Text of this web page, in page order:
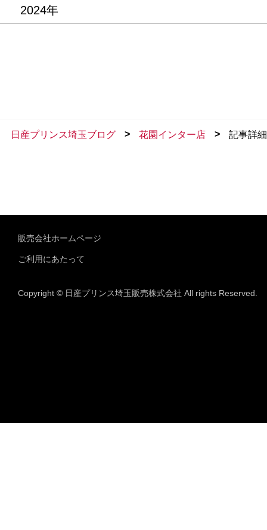
2024年
日産プリンス埼玉ブログ > 花園インター店 > 記事詳細
販売会社ホームページ
ご利用にあたって
Copyright © 日産プリンス埼玉販売株式会社 All rights Reserved.